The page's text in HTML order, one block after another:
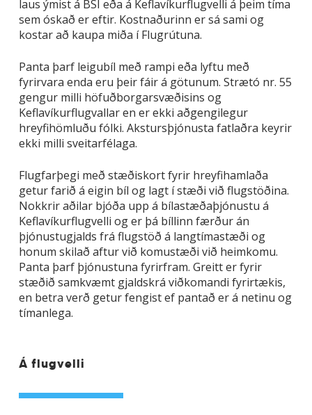
laus ýmist á BSÍ eða á Keflavíkurflugvelli á þeim tíma
sem óskað er eftir. Kostnaðurinn er sá sami og
kostar að kaupa miða í Flugrútuna.
Panta þarf leigubíl með rampi eða lyftu með
fyrirvara enda eru þeir fáir á götunum. Strætó nr. 55
gengur milli höfuðborgarsvæðisins og
Keflavíkurflugvallar en er ekki aðgengilegur
hreyfihömluðu fólki. Akstursþjónusta fatlaðra keyrir
ekki milli sveitarfélaga.
Flugfarþegi með stæðiskort fyrir hreyfihamlaða
getur farið á eigin bíl og lagt í stæði við flugstöðina.
Nokkrir aðilar bjóða upp á bílastæðaþjónustu á
Keflavíkurflugvelli og er þá bíllinn færður án
þjónustugjalds frá flugstöð á langtímastæði og
honum skilað aftur við komustæði við heimkomu.
Panta þarf þjónustuna fyrirfram. Greitt er fyrir
stæðið samkvæmt gjaldskrá viðkomandi fyrirtækis,
en betra verð getur fengist ef pantað er á netinu og
tímanlega.
Á flugvelli